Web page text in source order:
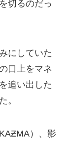
切るのだっ
にしていた
口上をマネ
追い出した
た。
）、影